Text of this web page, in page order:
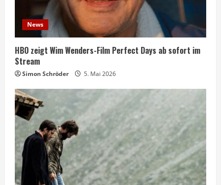
News
HBO zeigt Wim Wenders-Film Perfect Days ab sofort im
Stream
Simon Schröder 5. Mai 2026